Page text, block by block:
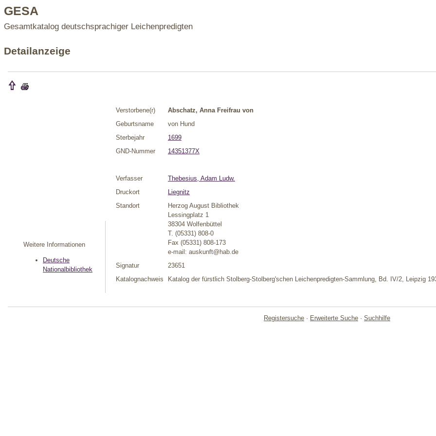
GESA
Gesamtkatalog deutschsprachiger Leichenpredigten
Detailanzeige
Weitere Informationen
Deutsche
Nationalbibliothek
Verstorbene(r)
Abschatz, Anna Freifrau von
Geburtsname
von Hund
Sterbejahr
1699
GND-Nummer
14351377X
Verfasser
Thebesius, Adam Ludw.
Druckort
Liegnitz
Standort
Herzog August Bibliothek
Lessingplatz 1
38304 Wolfenbüttel
T. (05331) 808-0
Fax (05331) 808-173
e-mail: auskunft@hab.de
Signatur
23651
Katalognachweis
Katalog der fürstlich Stolberg-Stolberg'schen Leichenpredigten-Sammlung, Bd. IV/2, Leipzig
Registersuche · Erweiterte Suche · Suchhilfe